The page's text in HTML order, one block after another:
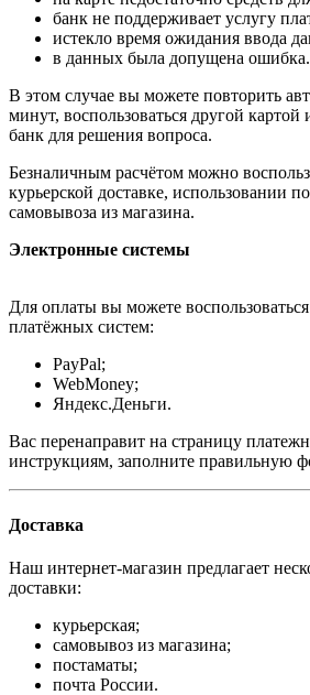
банк не поддерживает услугу
истекло время ожидания ввода
в данных была допущена ошибка.
В этом случае вы можете повторить
минут, воспользоваться другой картой
банк для решения вопроса.
Безналичным расчётом можно
курьерской доставке, использовании
самовывоза из магазина.
Электронные системы
Для оплаты вы можете
платёжных систем:
PayPal;
WebMoney;
Яндекс.Деньги.
Вас перенаправит на страницу
инструкциям, заполните правильную
Доставка
Наш интернет-магазин предлагает
доставки:
курьерская;
самовывоз из магазина;
постаматы;
почта России.